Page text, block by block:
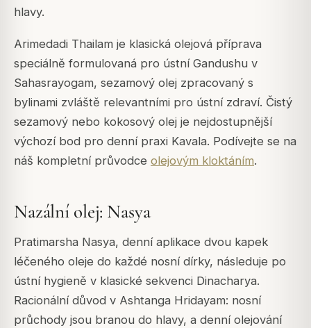
hlavy.
Arimedadi Thailam je klasická olejová příprava
speciálně formulovaná pro ústní Gandushu v
Sahasrayogam, sezamový olej zpracovaný s
bylinami zvláště relevantními pro ústní zdraví. Čistý
sezamový nebo kokosový olej je nejdostupnější
výchozí bod pro denní praxi Kavala. Podívejte se na
náš kompletní průvodce olejovým kloktáním.
Nazální olej: Nasya
Pratimarsha Nasya, denní aplikace dvou kapek
léčeného oleje do každé nosní dírky, následuje po
ústní hygieně v klasické sekvenci Dinacharya.
Racionální důvod v Ashtanga Hridayam: nosní
průchody jsou branou do hlavy, a denní olejování